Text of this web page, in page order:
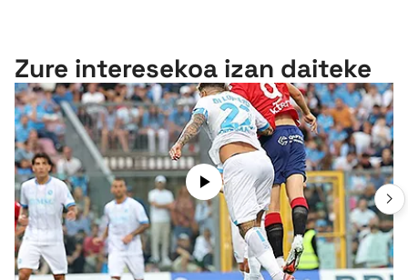
Zure interesekoa izan daiteke